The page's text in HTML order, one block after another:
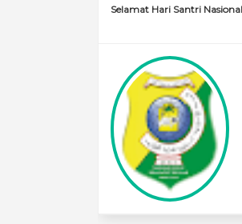
Selamat Hari Santri